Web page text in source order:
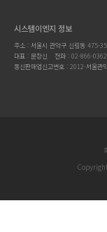
시스템이엔지 정보
주소 : 서울시 관악구 신림동 475-35
대표 : 문창신
전화 : 02-866-
통신판매업신고번호 : 2012-서울관